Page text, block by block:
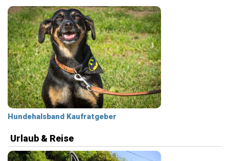
Hundehalsband Kaufratgeber
Urlaub & Reise